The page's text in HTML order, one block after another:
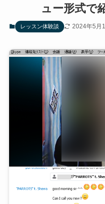
ュー形式で
レッスン体験談 2024年5月